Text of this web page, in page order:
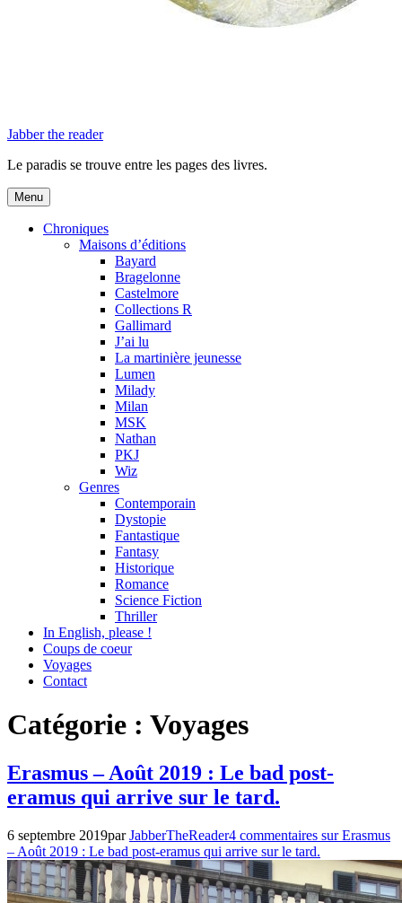
Jabber the reader
Le paradis se trouve entre les pages des livres.
Menu
Chroniques
Maisons d’éditions
Bayard
Bragelonne
Castelmore
Collections R
Gallimard
J’ai lu
La martinière jeunesse
Lumen
Milady
Milan
MSK
Nathan
PKJ
Wiz
Genres
Contemporain
Dystopie
Fantastique
Fantasy
Historique
Romance
Science Fiction
Thriller
In English, please !
Coups de coeur
Voyages
Contact
Catégorie : Voyages
Voyages
Erasmus – Août 2019 : Le bad post-
eramus qui arrive sur le tard.
6 septembre 2019parJabberTheReader4 commentaires sur Erasmus
– Août 2019 : Le bad post-eramus qui arrive sur le tard.